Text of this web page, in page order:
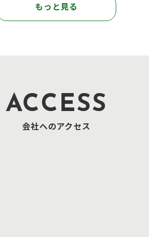
もっと見る
ACCESS
会社へのアクセス